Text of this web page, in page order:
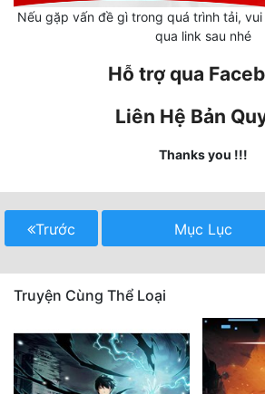
Tu Chân
Võng Du
Xuyên Không
Xuyên Sách
Xuyên Thư
Điền Văn
Nếu gặp vấn đề gì trong quá trình tải, vui
qua link sau nhé
Hỗ trợ qua
Liên Hệ Bản
Thanks you !!!
Trước Mục Lục
Truyện Cùng Thể Loại